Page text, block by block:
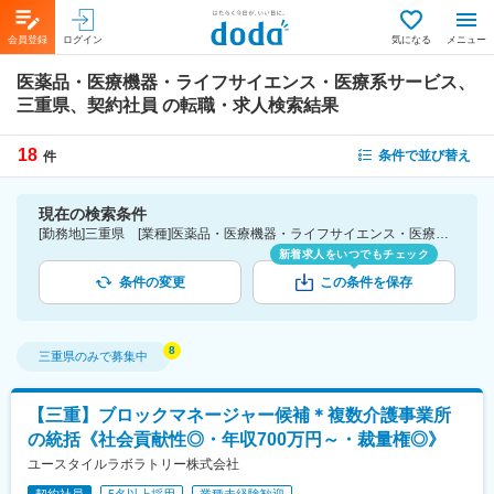
会員登録 ログイン 気になる メニュー
医薬品・医療機器・ライフサイエンス・医療系サービス、
三重県、契約社員 の転職・求人検索結果
18 件 条件で並び替え
現在の検索条件
[勤務地]三重県 [業種]医薬品・医療機器・ライフサイエンス・医療系サービス [雇用形態]契約社員
条件の変更
新着求人をいつでもチェック
この条件を保存
三重県のみで募集中
【三重】ブロックマネージャー候補＊複数介護事業所
の統括《社会貢献性◎・年収700万円～・裁量権◎》
ユースタイルラボラトリー株式会社